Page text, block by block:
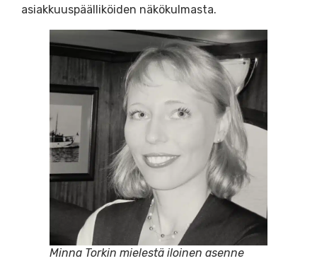
asiakkuuspäälliköiden näkökulmasta.
Minna Torkin mielestä iloinen asenne